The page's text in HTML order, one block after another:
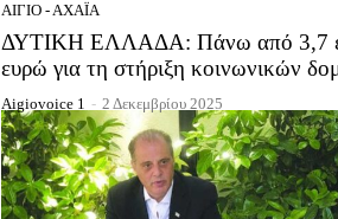
ΑΊΓΙΟ - ΑΧΑΪ́Α
ΔΥΤΙΚΗ ΕΛΛΑΔΑ: Πάνω από 3,7
ευρώ για τη στήριξη κοινωνικών
Aigiovoice 1 - 2 Δεκεμβρίου 2025